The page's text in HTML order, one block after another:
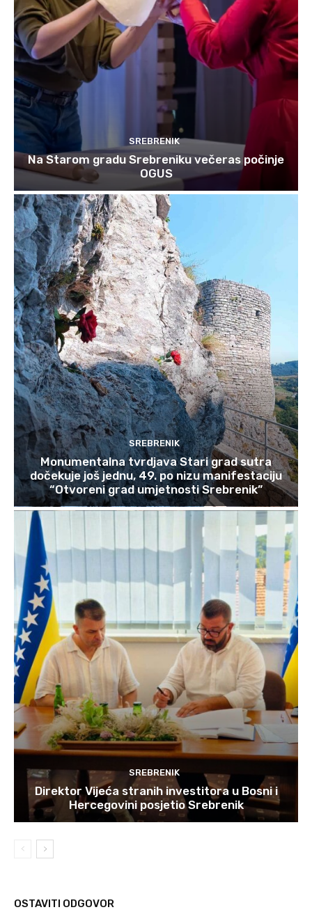
SREBRENIK
Na Starom gradu Srebreniku večeras počinje
OGUS
SREBRENIK
Monumentalna tvrdjava Stari grad sutra
dočekuje još jednu, 49. po nizu manifestaciju
“Otvoreni grad umjetnosti Srebrenik”
SREBRENIK
Direktor Vijeća stranih investitora u Bosni i
Hercegovini posjetio Srebrenik
OSTAVITI ODGOVOR